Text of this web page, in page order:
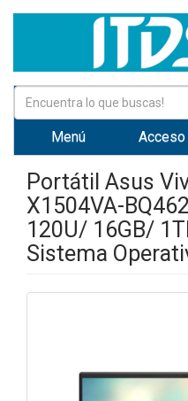
Menú Acceso
Portátil Asus
X1504VA-
120U/ 16GB/
Sistema